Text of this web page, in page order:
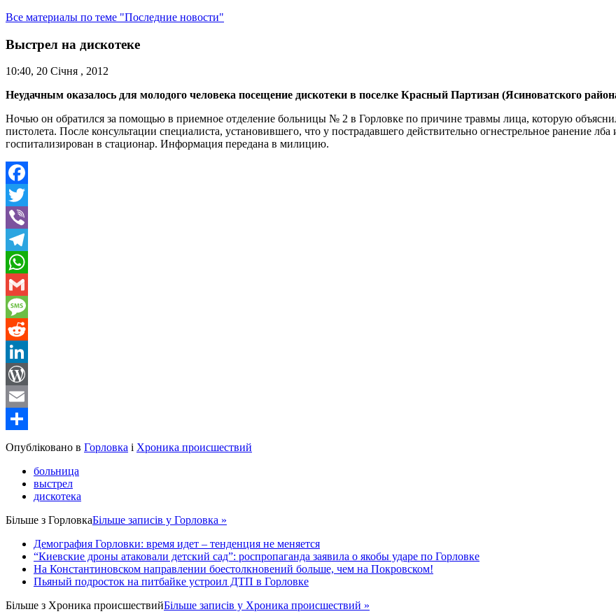
Все материалы по теме "Последние новости"
Выстрел на дискотеке
10:40, 20 Січня , 2012
Неудачным оказалось для молодого человека посещение дискотеки в поселке Красный Партизан (Ясиноватского
Ночью он обратился за помощью в приемное отделение больницы № 2 в Горловке по причине травмы лица, которую
пистолета. После консультации специалиста, установившего, что у пострадавшего действительно огнестрельное ранение
госпитализирован в стационар. Информация передана в милицию.
Facebook
Twitter
Viber
Telegram
WhatsApp
Gmail
Message
Reddit
LinkedIn
WordPress
Email
Share
Опубліковано в Горловка і Хроника происшествий
больница
выстрел
дискотека
Більше з ГорловкаБільше записів у Горловка »
Демография Горловки: время идет – тенденция не меняется
“Киевские дроны атаковали детский сад”: роспропаганда заявила о якобы ударе по Горловке
На Константиновском направлении боестолкновений больше, чем на Покровском!
Пьяный подросток на питбайке устроил ДТП в Горловке
Більше з Хроника происшествийБільше записів у Хроника происшествий »